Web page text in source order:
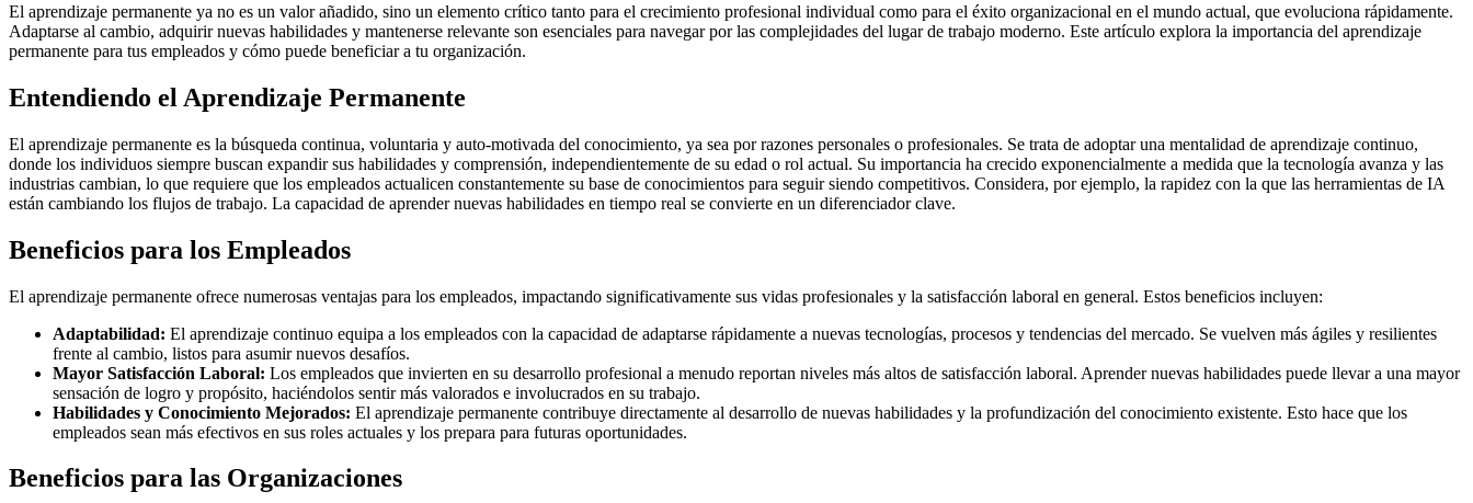
El aprendizaje permanente ya no es un valor añadido, sino un elemento crítico tanto para el crecimiento profesional individual como para el éxito organizacional en el mundo actual, que evoluciona rápidamente.
Adaptarse al cambio, adquirir nuevas habilidades y mantenerse relevante son esenciales para navegar por las complejidades del lugar de trabajo moderno. Este artículo explora la importancia del aprendizaje
permanente para tus empleados y cómo puede beneficiar a tu organización.
Entendiendo el Aprendizaje Permanente
El aprendizaje permanente es la búsqueda continua, voluntaria y auto-motivada del conocimiento, ya sea por razones personales o profesionales. Se trata de adoptar una mentalidad de aprendizaje continuo,
donde los individuos siempre buscan expandir sus habilidades y comprensión, independientemente de su edad o rol actual. Su importancia ha crecido exponencialmente a medida que la tecnología avanza y las
industrias cambian, lo que requiere que los empleados actualicen constantemente su base de conocimientos para seguir siendo competitivos. Considera, por ejemplo, la rapidez con la que las herramientas de IA
están cambiando los flujos de trabajo. La capacidad de aprender nuevas habilidades en tiempo real se convierte en un diferenciador clave.
Beneficios para los Empleados
El aprendizaje permanente ofrece numerosas ventajas para los empleados, impactando significativamente sus vidas profesionales y la satisfacción laboral en general. Estos beneficios incluyen:
Adaptabilidad: El aprendizaje continuo equipa a los empleados con la capacidad de adaptarse rápidamente a nuevas tecnologías, procesos y tendencias del mercado. Se vuelven más ágiles y resilientes
frente al cambio, listos para asumir nuevos desafíos.
Mayor Satisfacción Laboral: Los empleados que invierten en su desarrollo profesional a menudo reportan niveles más altos de satisfacción laboral. Aprender nuevas habilidades puede llevar a una mayor
sensación de logro y propósito, haciéndolos sentir más valorados e involucrados en su trabajo.
Habilidades y Conocimiento Mejorados: El aprendizaje permanente contribuye directamente al desarrollo de nuevas habilidades y la profundización del conocimiento existente. Esto hace que los
empleados sean más efectivos en sus roles actuales y los prepara para futuras oportunidades.
Beneficios para las Organizaciones